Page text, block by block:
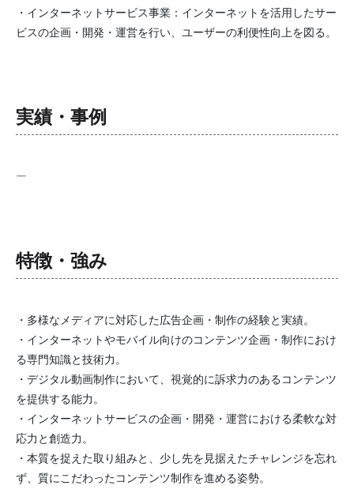
・インターネットサービス事業：インターネットを活用したサー
ビスの企画・開発・運営を行い、ユーザーの利便性向上を図る。
実績・事例
ー
特徴・強み
・多様なメディアに対応した広告企画・制作の経験と実績。
・インターネットやモバイル向けのコンテンツ企画・制作におけ
る専門知識と技術力。
・デジタル動画制作において、視覚的に訴求力のあるコンテンツ
を提供する能力。
・インターネットサービスの企画・開発・運営における柔軟な対
応力と創造力。
・本質を捉えた取り組みと、少し先を見据えたチャレンジを忘れ
ず、質にこだわったコンテンツ制作を進める姿勢。